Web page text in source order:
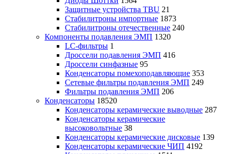
Защитные устройства TBU 21
Стабилитроны импортные 1873
Стабилитроны отечественные 240
Компоненты подавления ЭМП 1320
LC-фильтры 1
Дроссели подавления ЭМП 416
Дроссели синфазные 95
Конденсаторы помехоподавляющие 353
Сетевые фильтры подавления ЭМП 249
Фильтры подавления ЭМП 206
Конденсаторы 18520
Конденсаторы керамические выводные 287
Конденсаторы керамические
высоковольтные 38
Конденсаторы керамические дисковые 139
Конденсаторы керамические ЧИП 4192